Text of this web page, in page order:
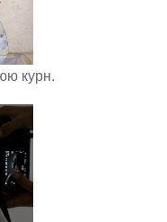
курн.